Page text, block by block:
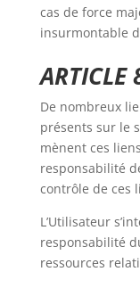
cas de force
insurmontable
De nombreux
présents sur le
mènent ces
responsabilité
contrôle de ces
L’Utilisateur
responsabilité
ressources